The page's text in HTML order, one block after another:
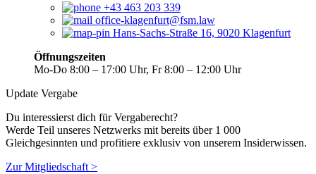
+43 463 203 339
office-klagenfurt@fsm.law
Hans-Sachs-Straße 16, 9020 Klagenfurt
Öffnungszeiten
Mo-Do 8:00 – 17:00 Uhr, Fr 8:00 – 12:00 Uhr
Update Vergabe
Du interessierst dich für Vergaberecht?
Werde Teil unseres Netzwerks mit bereits über 1 000
Gleichgesinnten und profitiere exklusiv von unserem Insiderwissen.
Zur Mitgliedschaft >